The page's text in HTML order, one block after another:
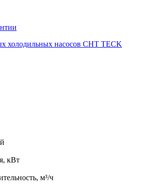
холодильных насосов CHT TECK
кВт
м³/ч